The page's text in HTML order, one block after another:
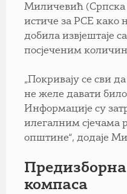
Миличевић (Српска
истиче за РСЕ како
добила извјештаје
посјеченим
„Покривају се сви
не желе давати
Информације су
илегалним сјечама
општине“, додаје
Предизборна
компаса